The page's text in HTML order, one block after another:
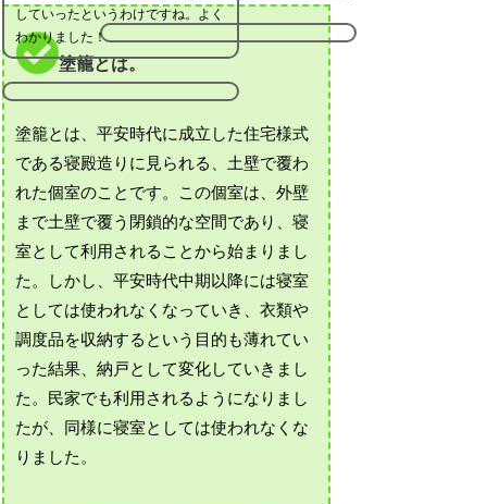
していったというわけですね。よく
わかりました！
塗籠とは。
塗籠とは、平安時代に成立した住宅様式
である寝殿造りに見られる、土壁で覆わ
れた個室のことです。この個室は、外壁
まで土壁で覆う閉鎖的な空間であり、寝
室として利用されることから始まりまし
た。しかし、平安時代中期以降には寝室
としては使われなくなっていき、衣類や
調度品を収納するという目的も薄れてい
った結果、納戸として変化していきまし
た。民家でも利用されるようになりまし
たが、同様に寝室としては使われなくな
りました。